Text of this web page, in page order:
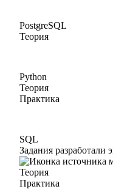
PostgreSQL
Теория
Python
Теория
Практика
SQL
Задания разработали
Теория
Практика